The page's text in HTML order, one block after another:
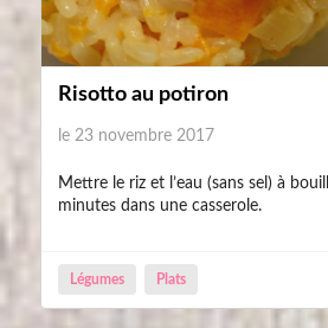
Risotto au potiron
le 23 novembre 2017
Mettre le riz et l’eau (sans sel) à
minutes dans une casserole.
Légumes Plats